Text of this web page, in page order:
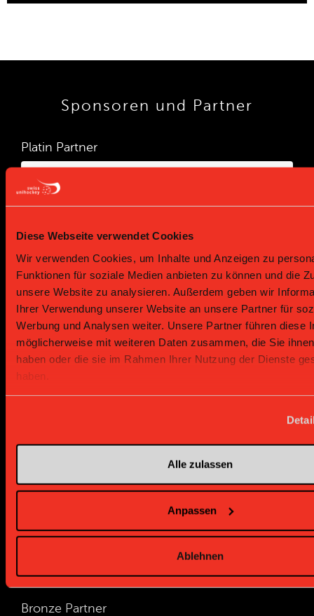
Diese Webseite verwendet Cookies
Wir verwenden Cookies, um Inhalte und Anzeigen zu
Funktionen für soziale Medien anbieten zu können und die
unsere Website zu analysieren. Außerdem geben wir
Ihrer Verwendung unserer Website an unsere Partner für
Werbung und Analysen weiter. Unsere Partner führen diese
möglicherweise mit weiteren Daten zusammen, die Sie
haben oder die sie im Rahmen Ihrer Nutzung der Dienste
haben.
Alle zulassen
Anpassen
Ablehnen
Sponsoren und Partner
Platin Partner
Gold Partner
Bronze Partner